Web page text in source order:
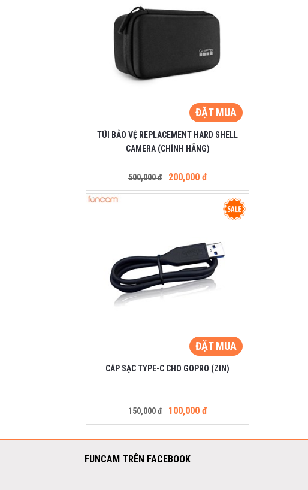
ĐẶT MUA
TÚI BẢO VỆ REPLACEMENT HARD SHELL
CAMERA (CHÍNH HÃNG)
500,000 đ 200,000 đ
ĐẶT MUA
CÁP SẠC TYPE-C CHO GOPRO (ZIN)
150,000 đ 100,000 đ
FUNCAM TRÊN FACEBOOK